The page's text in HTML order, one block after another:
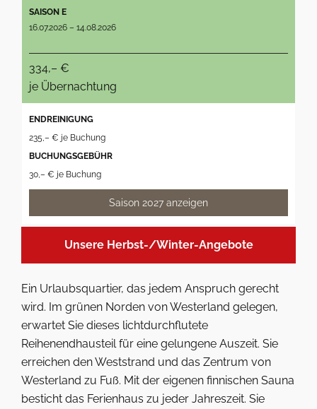
SAISON E
16.07.2026 – 14.08.2026
334,– €
je Übernachtung
ENDREINIGUNG
235,– € je Buchung
BUCHUNGSGEBÜHR
30,– € je Buchung
Saison 2027 anzeigen
Unsere Herbst-/Winter-Angebote
Ein Urlaubsquartier, das jedem Anspruch gerecht
wird. Im grünen Norden von Westerland gelegen,
erwartet Sie dieses lichtdurchflutete
Reihenendhausteil für eine gelungene Auszeit. Sie
erreichen den Weststrand und das Zentrum von
Westerland zu Fuß. Mit der eigenen finnischen Sauna
besticht das Ferienhaus zu jeder Jahreszeit. Sie